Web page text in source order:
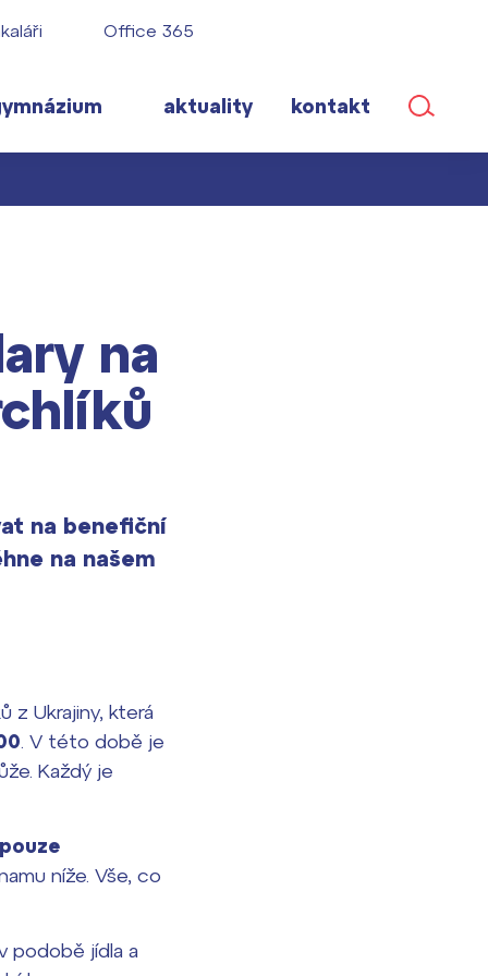
roku
aktuality kontakt
Office 365
na
na benefiční
na našem
z Ukrajiny, která
. V této době je
Každý je
níže. Vše, co
podobě jídla a